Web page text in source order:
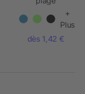
+
Plus
dès 1,42 €